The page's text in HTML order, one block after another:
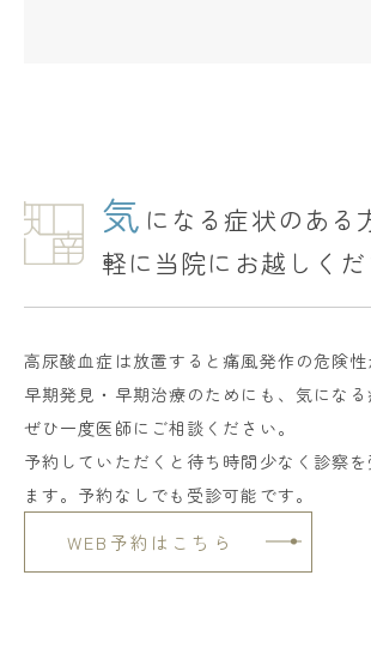
気 になる症状のある
軽に当院にお越しくだ
高尿酸血症は放置すると痛風発作の危険性
早期発見・早期治療のためにも、気にな
ぜひ一度医師にご相談ください。
予約していただくと待ち時間少なく診察
ます。予約なしでも受診可能です。
WEB予約はこちら